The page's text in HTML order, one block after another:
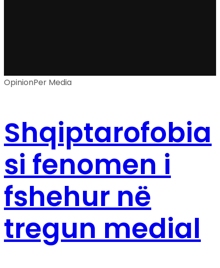
OpinionPer Media
Shqiptarofobia
si fenomen i
fshehur në
tregun medial